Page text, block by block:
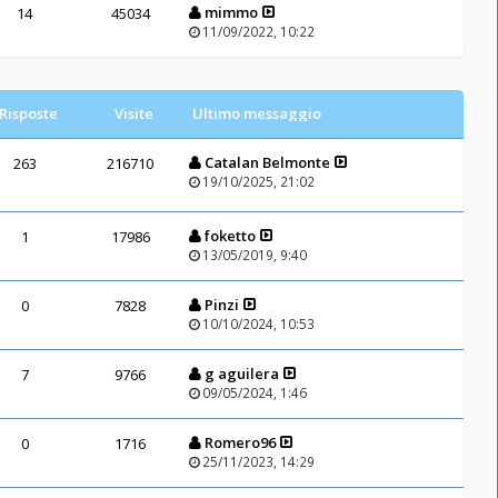
14 45034 mimmo
11/09/2022, 10:22
Risposte Visite Ultimo messaggio
263 216710 Catalan Belmonte
19/10/2025, 21:02
1 17986 foketto
13/05/2019, 9:40
0 7828 Pinzi
10/10/2024, 10:53
7 9766 g aguilera
09/05/2024, 1:46
0 1716 Romero96
25/11/2023, 14:29